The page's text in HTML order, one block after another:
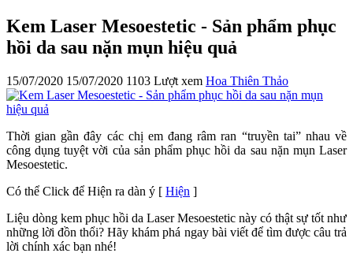
Kem Laser Mesoestetic - Sản phẩm phục
hồi da sau nặn mụn hiệu quả
15/07/2020 15/07/2020 1103 Lượt xem Hoa Thiên Thảo
Thời gian gần đây các chị em đang râm ran “truyền tai” nhau về
công dụng tuyệt vời của sản phẩm phục hồi da sau nặn mụn Laser
Mesoestetic.
Có thể Click để Hiện ra dàn ý [ Hiện ]
Liệu dòng kem phục hồi da Laser Mesoestetic này có thật sự tốt như
những lời đồn thổi? Hãy khám phá ngay bài viết để tìm được câu trả
lời chính xác bạn nhé!